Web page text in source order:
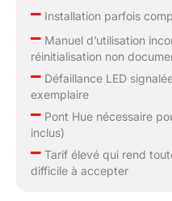
–Installation parfois
–Manuel d’utilisation
réinitialisation non
–Défaillance LED
exemplaire
–Pont Hue nécessaire
inclus)
–Tarif élevé qui rend
difficile à accepter